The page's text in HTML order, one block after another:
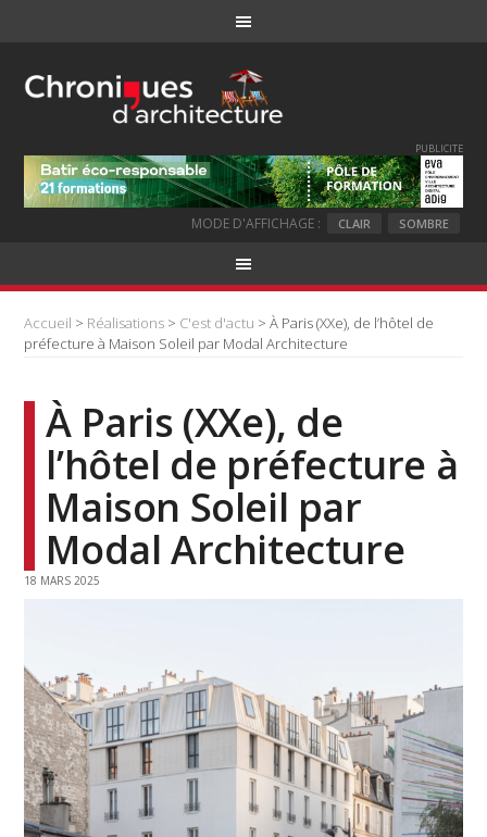
PUBLICITE
MODE D'AFFICHAGE : CLAIR SOMBRE
Accueil > Réalisations > C'est d'actu > À Paris (XXe), de l’hôtel de
préfecture à Maison Soleil par Modal Architecture
À Paris (XXe), de
l’hôtel de préfecture à
Maison Soleil par
Modal Architecture
18 MARS 2025